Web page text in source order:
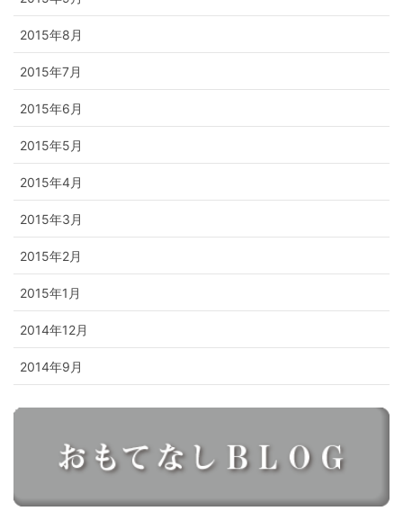
2015年8月
2015年7月
2015年6月
2015年5月
2015年4月
2015年3月
2015年2月
2015年1月
2014年12月
2014年9月